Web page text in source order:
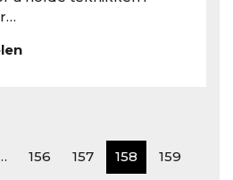
156 157 158
159